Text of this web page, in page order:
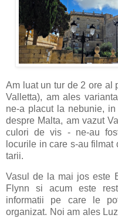
Am luat un tur de 2 ore al
Valletta), am ales
ne-a placut la nebunie,
despre Malta, am vazut
culori de vis - ne-au
locurile in care s-au
tarii.
Vasul de la mai jos este
Flynn si acum este
informatii pe care le
organizat. Noi am ales